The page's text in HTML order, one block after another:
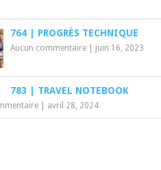
764 | PROGRÈS TECHNIQUE
Aucun commentaire juin 16, 2023
783 | TRAVEL NOTEBOOK
avril 28, 2024